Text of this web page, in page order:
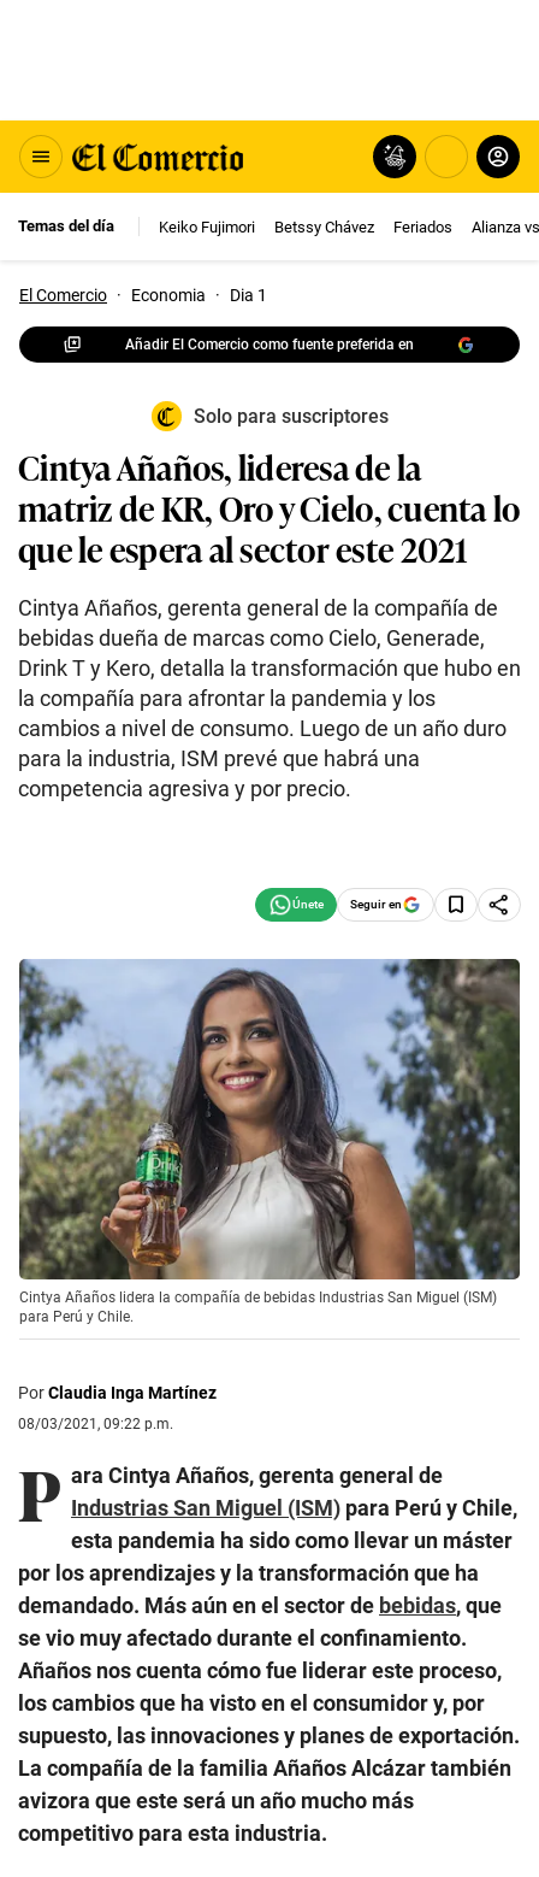
Temas del día Keiko Fujimori Betssy Chávez Feriados Alianza
El Comercio · Economia · Dia 1
Añadir El Comercio como fuente preferida en
Solo para suscriptores
Cintya Añaños, lideresa de la
matriz de KR, Oro y Cielo, cuenta lo
que le espera al sector este 2021
Cintya Añaños, gerenta general de la compañía de
bebidas dueña de marcas como Cielo, Generade,
Drink T y Kero, detalla la transformación que hubo en
la compañía para afrontar la pandemia y los
cambios a nivel de consumo. Luego de un año duro
para la industria, ISM prevé que habrá una
competencia agresiva y por precio.
Seguir en
Cintya Añaños lidera la compañía de bebidas Industrias San Miguel (ISM)
para Perú y Chile.
PorClaudia Inga Martínez
08/03/2021, 09:22 p.m.
P ara Cintya Añaños, gerenta general de
Industrias San Miguel (ISM) para Perú y Chile,
esta pandemia ha sido como llevar un máster
por los aprendizajes y la transformación que ha
demandado. Más aún en el sector de bebidas, que
se vio muy afectado durante el confinamiento.
Añaños nos cuenta cómo fue liderar este proceso,
los cambios que ha visto en el consumidor y, por
supuesto, las innovaciones y planes de exportación.
La compañía de la familia Añaños Alcázar también
avizora que este será un año mucho más
competitivo para esta industria.